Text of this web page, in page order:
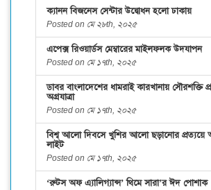
ক্যানন বিজনেস সেন্টার উদ্বোধন হলো ঢাকায়
Posted on মে ২৮th, ২০২৫
এপেক্স রিওয়ার্ডস মেম্বারের মাইলফলক উদযাপন
Posted on মে ১৭th, ২০২৫
ডাবর বাংলাদেশের ধামরাই কারখানায় সৌরশক্তি
অগ্রযাত্রা
Posted on মে ১৭th, ২০২৫
বিশ্ব আলো দিবসে খুশির আলো ছড়ানোর
লাইট
Posted on মে ১৭th, ২০২৫
‘রুটস অফ এ্যালিগ্যান্স’ থিমে সারা’র ঈদ পোশাক